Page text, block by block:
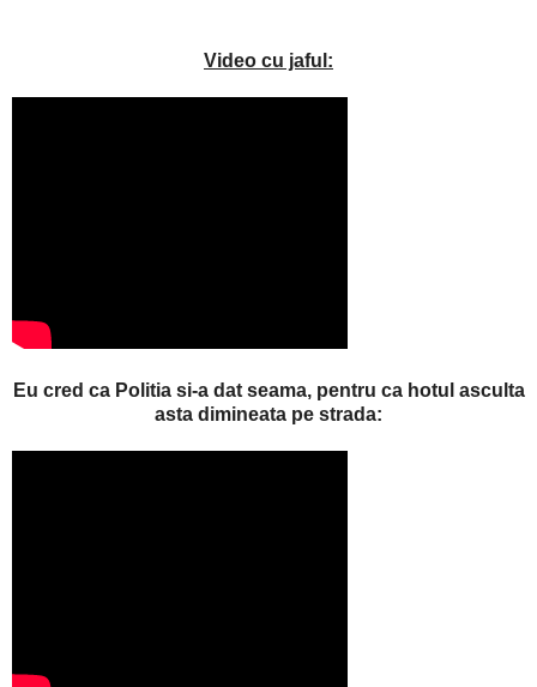
Video cu jaful:
Eu cred ca Politia si-a dat seama, pentru ca hotul asculta
asta dimineata pe strada: